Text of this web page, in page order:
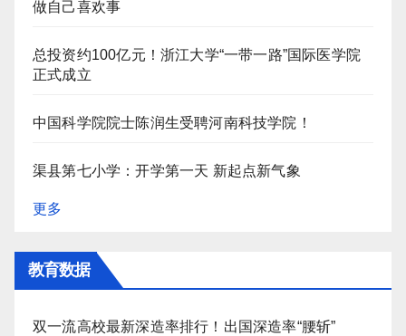
做自己喜欢事
总投资约100亿元！浙江大学“一带一路”国际医学院
正式成立
中国科学院院士陈润生受聘河南科技学院！
渠县第七小学：开学第一天 新起点新气象
更多
教育数据
双一流高校最新深造率排行！出国深造率“腰斩”